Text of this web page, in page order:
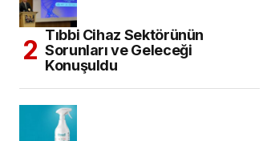
Tıbbi Cihaz Sektörünün
Sorunları ve Geleceği
Konuşuldu